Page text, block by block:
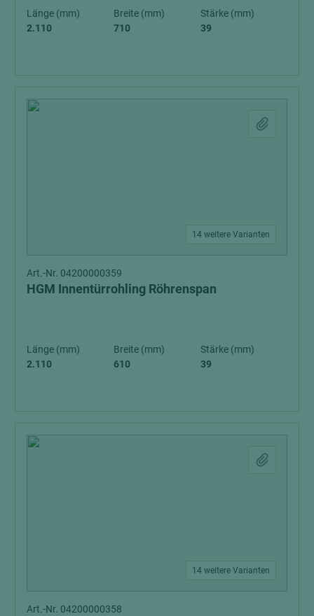
Länge (mm)
2.110
Breite (mm)
710
Stärke (mm)
39
14 weitere Varianten
Art.-Nr. 04200000359
HGM Innentürrohling Röhrenspan
Länge (mm)
2.110
Breite (mm)
610
Stärke (mm)
39
14 weitere Varianten
Art.-Nr. 04200000358